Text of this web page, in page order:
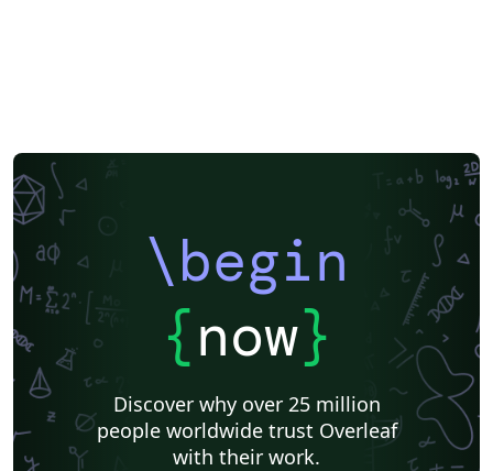
\begin
{now}
Discover why over 25 million
people worldwide trust Overleaf
with their work.